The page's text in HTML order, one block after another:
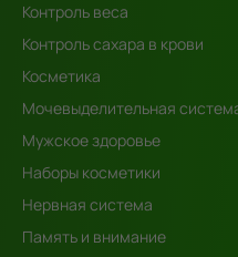
Контроль веса
Контроль сахара в крови
Косметика
Мочевыделительная
Мужское здоровье
Наборы косметики
Нервная система
Память и внимание